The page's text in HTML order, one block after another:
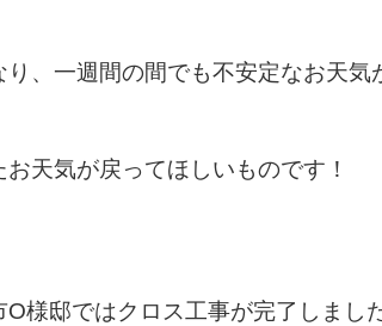
、一週間の間でも不安定なお天気
天気が戻ってほしいものです！
O様邸ではクロス工事が完了しまし